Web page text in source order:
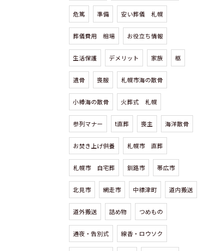
危篤 準備 安い葬儀 札幌
葬儀費用 相場 お役立ち情報
生活保護 デメリット 家族 柩
遺骨 喪服 札幌市海の散骨
小樽海の散骨 火葬式 札幌
参列マナー t直葬 喪主 海洋散骨
お焚き上げ供養 札幌市 直葬
札幌市 自宅葬 釧路市 帯広市
北見市 網走市 中標津町 道内搬送
道外搬送 詰め物 つめもの
通夜・告別式 線香・ロウソク